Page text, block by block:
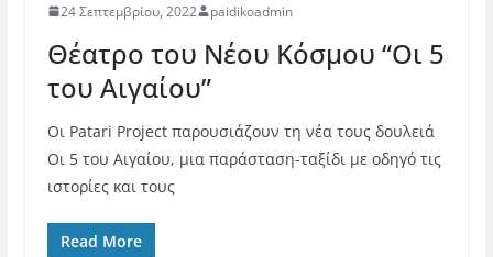
24 Σεπτεμβρίου, 2022 paidikoadmin
Θέατρο του Νέου Κόσμου “Οι 5
του Αιγαίου”
Οι Patari Project παρουσιάζουν τη νέα τους δουλειά
Οι 5 του Αιγαίου, μια παράσταση-ταξίδι με οδηγό τις
ιστορίες και τους
Read More